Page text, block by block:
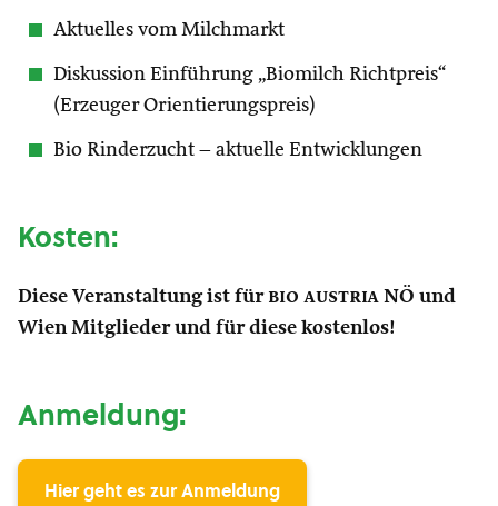
Aktuelles vom Milchmarkt
Diskussion Einführung „Biomilch Richtpreis“
(Erzeuger Orientierungspreis)
Bio Rinderzucht – aktuelle Entwicklungen
Kosten:
Diese Veranstaltung ist für bio austria NÖ und
Wien Mitglieder und für diese kostenlos!
Anmeldung:
Hier geht es zur Anmeldung